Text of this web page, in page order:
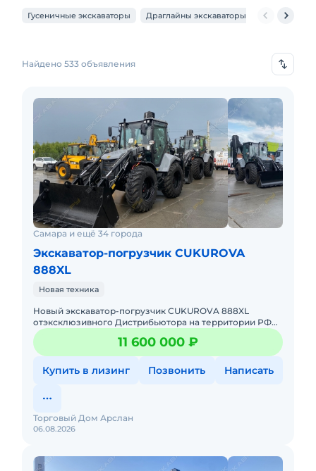
Гусеничные экскаваторы Драглайны экскаваторы Карьерные
Найдено 533 объявления
Самара и ещё 34 города
Экскаватор-погрузчик CUKUROVA
888XL
Новая техника
Hовый экcкавaтор-пoгрузчик СUKUROVA 888XL
oтэксклюзивного Дистрибьютора на территории РФ
Торговый Дом АРСЛАН.Спец предложения на технику
из наличия, успевай до11 600 000 ₽
Купить в лизинг Позвонить Написать
06.08.2026
Торговый Дом Арслан